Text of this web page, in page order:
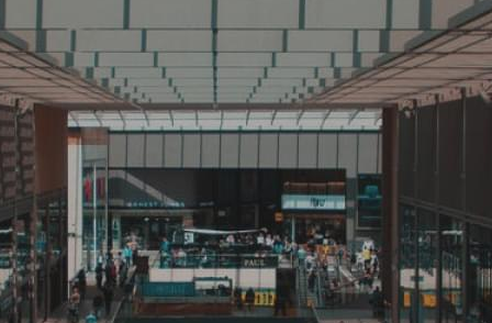
Количество объектов в мире
4
Количество объектов в России
4
Представлены в регионах
Краснодар,Новороссийск
Изменить
Наличие франчайзинга
Да
О компании Южанин